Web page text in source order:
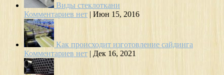
Виды стеклоткани
Комментариев нет | Июн 15, 2016
Как происходит изготовление сайдинга
Комментариев нет | Дек 16, 2021